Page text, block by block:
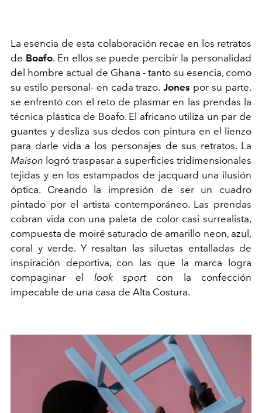
La esencia de esta colaboración recae en los retratos
de Boafo. En ellos se puede percibir la personalidad
del hombre actual de Ghana - tanto su esencia, como
su estilo personal- en cada trazo. Jones por su parte,
se enfrentó con el reto de plasmar en las prendas la
técnica plástica de Boafo. El africano utiliza un par de
guantes y desliza sus dedos con pintura en el lienzo
para darle vida a los personajes de sus retratos. La
Maison logró traspasar a superficies tridimensionales
tejidas y en los estampados de jacquard una ilusión
óptica. Creando la impresión de ser un cuadro
pintado por el artista contemporáneo. Las prendas
cobran vida con una paleta de color casi surrealista,
compuesta de moiré saturado de amarillo neon, azul,
coral y verde. Y resaltan las siluetas entalladas de
inspiración deportiva, con las que la marca logra
compaginar el look sport con la confección
impecable de una casa de Alta Costura.